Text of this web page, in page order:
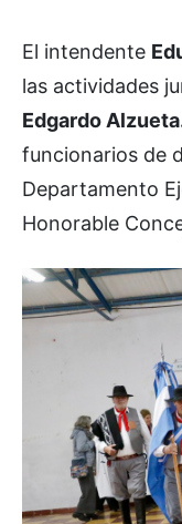
El intendente
las actividades
Edgardo
funcionarios de
Departamento
Honorable